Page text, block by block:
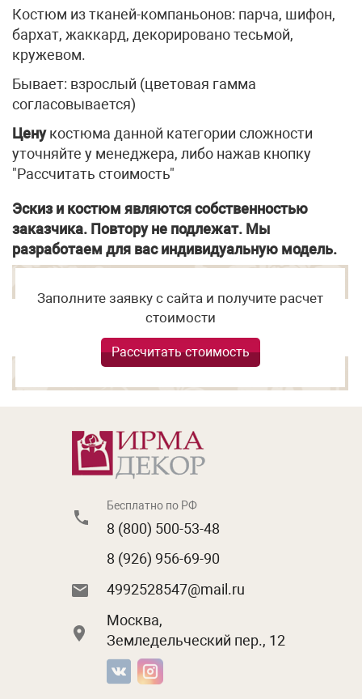
Костюм из тканей-компаньонов: парча, шифон,
бархат, жаккард, декорировано тесьмой,
кружевом.
Бывает: взрослый (цветовая гамма
согласовывается)
Ценукостюма данной категории сложности
уточняйте у менеджера, либо нажав кнопку
"Рассчитать стоимость"
Эскиз и костюм являются собственностью
заказчика. Повтору не подлежат. Мы
разработаем для вас индивидуальную модель.
Заполните заявку с сайта и получите расчет
стоимости
Рассчитать стоимость
Бесплатно по РФ
8 (800) 500-53-48
8 (926) 956-69-90
4992528547@mail.ru
Москва,
Земледельческий пер., 12